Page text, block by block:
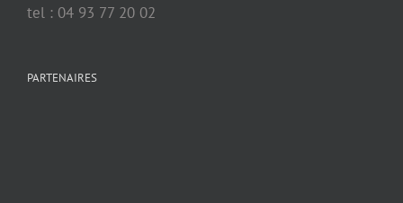
tel : 04 93 77 20 02
PARTENAIRES